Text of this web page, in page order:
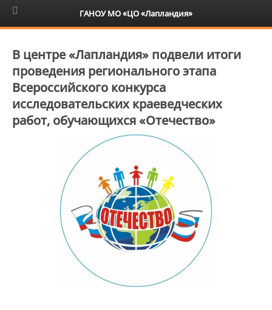
6+
В центре «Лапландия» подвели итоги
проведения регионального этапа
Всероссийского конкурса
исследовательских краеведческих
работ, обучающихся «Отечество»
ГАНОУ МО «ЦО «Лапландия»